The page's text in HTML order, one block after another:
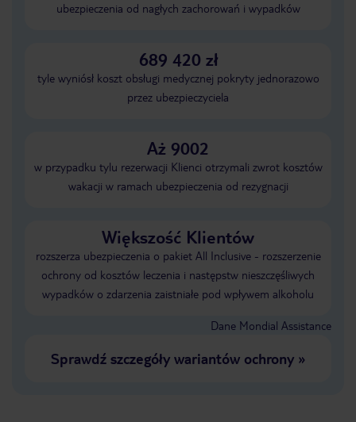
ubezpieczenia od nagłych zachorowań i wypadków
689 420 zł
tyle wyniósł koszt obsługi medycznej pokryty jednorazowo
przez ubezpieczyciela
Aż 9002
w przypadku tylu rezerwacji Klienci otrzymali zwrot kosztów
wakacji w ramach ubezpieczenia od rezygnacji
Większość Klientów
rozszerza ubezpieczenia o pakiet All Inclusive - rozszerzenie
ochrony od kosztów leczenia i następstw nieszczęśliwych
wypadków o zdarzenia zaistniałe pod wpływem alkoholu
Dane Mondial Assistance
Sprawdź szczegóły wariantów ochrony»